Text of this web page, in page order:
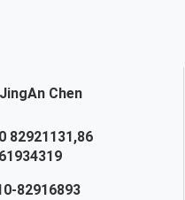
Chen
82921131,86
82916893